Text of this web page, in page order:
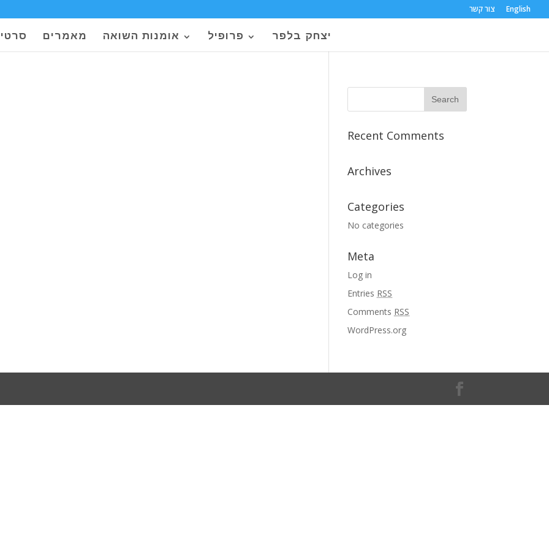
צור קשר English
מאמרים אומנות השואה פרופיל יצחק בלפר
Recent Comments
Archives
Categories
No categories
Meta
Log in
Entries RSS
Comments RSS
WordPress.org